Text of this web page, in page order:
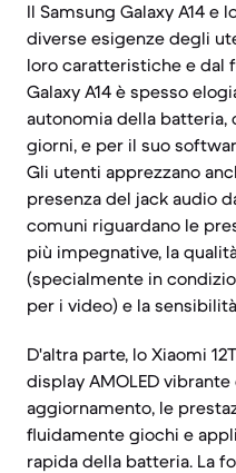
Il Samsung Galaxy A14 e
diverse esigenze degli
loro caratteristiche e dal
Galaxy A14 è spesso
autonomia della batteria,
giorni, e per il suo
Gli utenti apprezzano
presenza del jack audio
comuni riguardano le
più impegnative, la
(specialmente in
per i video) e la
D'altra parte, lo Xiaomi
display AMOLED
aggiornamento, le
fluidamente giochi e
rapida della batteria. La